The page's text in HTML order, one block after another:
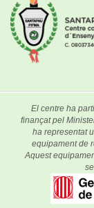
El centre ha
finançat pel
ha representat
equipament de
Aquest